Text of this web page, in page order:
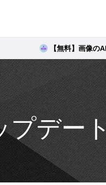
ィ
Filmora（フ
• Filmora for
• Filmora for Mac
【無料】画像の
プデー